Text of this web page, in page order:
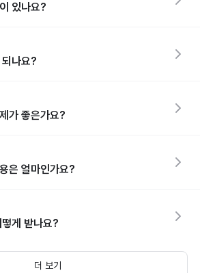
있나요?
나요?
가 좋은가요?
은 얼마인가요?
게 받나요?
더 보기